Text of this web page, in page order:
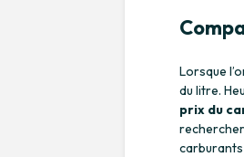
Lorsque
du litre.
prix du
carburants